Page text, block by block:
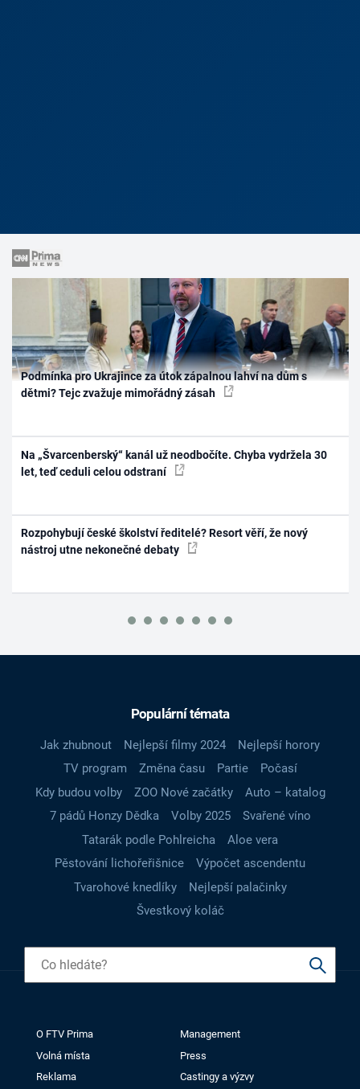
Podmínka pro Ukrajince za útok zápalnou lahví na dům s
dětmi? Tejc zvažuje mimořádný zásah
Na „Švarcenberský“ kanál už neodbočíte. Chyba vydržela 30
let, teď ceduli celou odstraní
Rozpohybují české školství ředitelé? Resort věří, že nový
nástroj utne nekonečné debaty
Populární témata
Jak zhubnout Nejlepší filmy 2024
Nejlepší horory
TV program
Změna času Partie
Počasí
Kdy budou volby
ZOO Nové začátky
Auto – katalog
7 pádů Honzy Dědka
Volby 2025
Svařené víno
Tatarák podle Pohlreicha
Aloe vera
Pěstování lichořeřišnice
Výpočet ascendentu
Tvarohové knedlíky
Nejlepší palačinky
Švestkový koláč
O FTV Prima
Management
Volná místa
Press
Reklama
Castingy a výzvy